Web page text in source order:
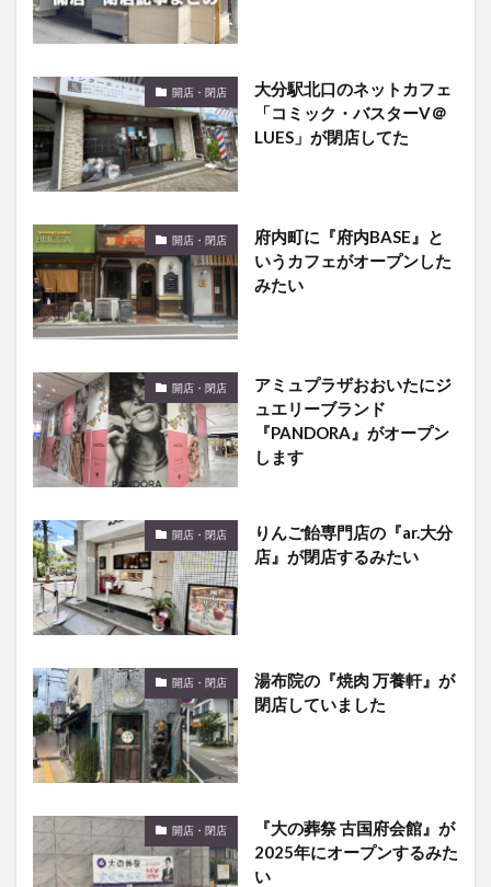
開店・閉店
大分駅北口のネットカフェ
「コミック・バスターV＠
LUES」が閉店してた
開店・閉店
府内町に『府内BASE』と
いうカフェがオープンした
みたい
開店・閉店
アミュプラザおおいたにジ
ュエリーブランド
『PANDORA』がオープン
します
開店・閉店
りんご飴専門店の『ar.大分
店』が閉店するみたい
開店・閉店
湯布院の『焼肉 万養軒』が
閉店していました
開店・閉店
『大の葬祭 古国府会館』が
2025年にオープンするみた
い